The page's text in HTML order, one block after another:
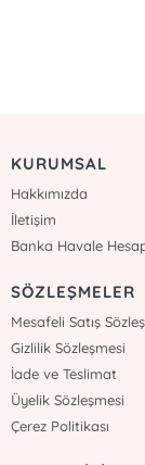
KURUMSAL
Hakkımızda
İletişim
Banka Havale
SÖZLEŞMELER
Mesafeli Satış
Gizlilik Sözleşmesi
İade ve Teslimat
Üyelik Sözleşmesi
Çerez Politikası